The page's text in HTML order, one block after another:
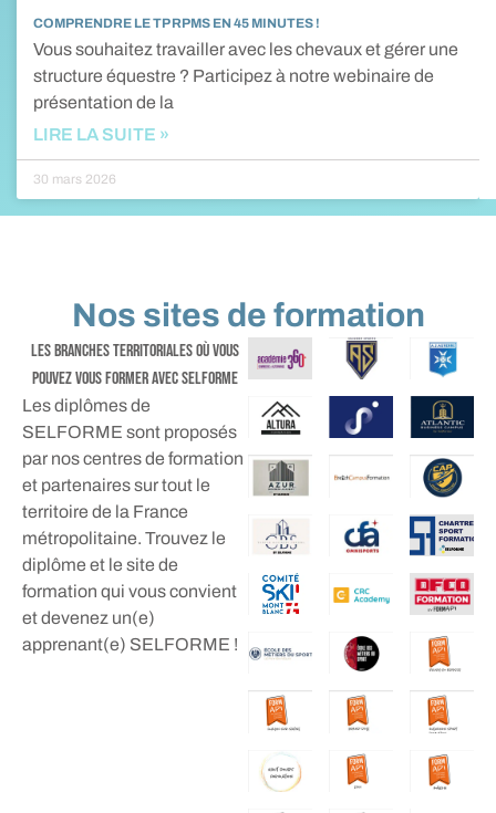
COMPRENDRE LE TP RPMS EN 45 MINUTES !
Vous souhaitez travailler avec les chevaux et gérer une
structure équestre ? Participez à notre webinaire de
présentation de la
LIRE LA SUITE »
30 mars 2026
Nos sites de formation
les branches territoriales où vous
pouvez vous former avec selforme
Les diplômes de
SELFORME sont proposés
par nos centres de formation
et partenaires sur tout le
territoire de la France
métropolitaine. Trouvez le
diplôme et le site de
formation qui vous convient
et devenez un(e)
apprenant(e) SELFORME !